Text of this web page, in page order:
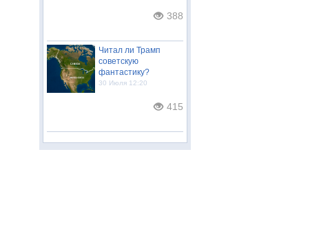
388
Читал ли Трамп
советскую
фантастику?
30 Июля 12:20
415